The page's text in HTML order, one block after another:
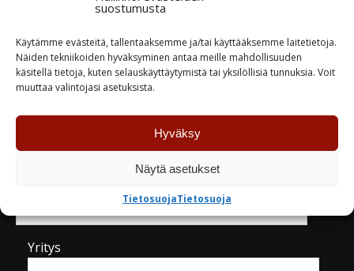
suostumusta
Käytämme evästeitä, tallentaaksemme ja/tai käyttääksemme laitetietoja.
Näiden tekniikoiden hyväksyminen antaa meille mahdollisuuden
käsitellä tietoja, kuten selauskäyttäytymistä tai yksilöllisiä tunnuksia. Voit
muuttaa valintojasi asetuksista.
Hyväksy
Näytä asetukset
TietosuojaTietosuoja
TUTUSTU
Kysy tuotteesta / ota yhteyttä
Yritys